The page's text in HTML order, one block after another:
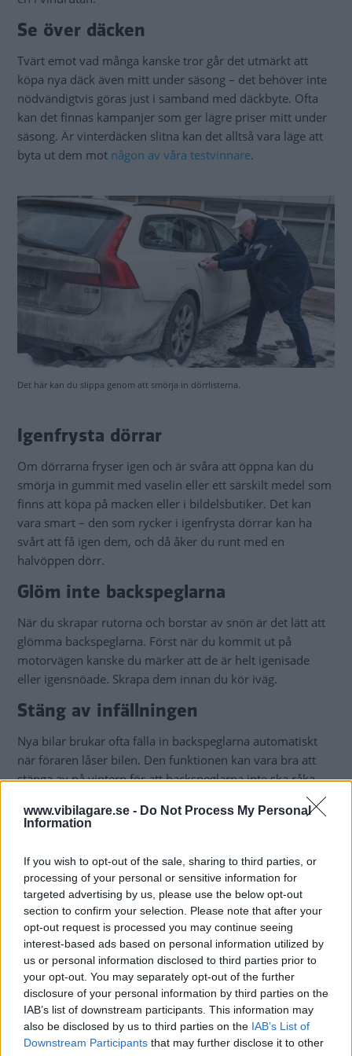
www.vibilagare.se - Do Not Process My Personal
Information
If you wish to opt-out of the sale, sharing to third parties, or
processing of your personal or sensitive information for
targeted advertising by us, please use the below opt-out
section to confirm your selection. Please note that after your
opt-out request is processed you may continue seeing
interest-based ads based on personal information utilized by
us or personal information disclosed to third parties prior to
your opt-out. You may separately opt-out of the further
disclosure of your personal information by third parties on the
IAB’s list of downstream participants. This information may
also be disclosed by us to third parties on the IAB’s List of
Downstream Participants that may further disclose it to other
Se över däcken
Tvärt emot vad många kanske tror går det utmärkt att
köpa nya däck även mitt under säsong – det behöver inte
nödvändigtvis göras just i samband med däckbyte. Ofta
kan det finnas kampanjer som ger lägre priser mitt under
säsong. Är vinterdäcken slitna kan det alltså vara läge att
byta ut dem mot någon av våra testvinnare.
Det här kan du slippa genom att smörja in dörrlisterna.
Igenfrysta dörrar
Om dörrarna fryser igen och är svåra att öppna kan du
smörja in gummit med vaselin eller ett särskilt medel som
finns att köpa på macken eller i bildelsbutiker. Det kan
vara smart – den som rycker i igenfrysta dörrar kan ha
svårt att få igen dem, och då åker du runt med en
halvöppen dörr.
Glöm inte backspeglarna
När du skrapar rutorna och borstar av snön är det lätt att
glömma backspeglarna. Först när du kommit ut på
motorvägen kanske du märker att de är helt igenisade
eller igensnöade. Skrapa dem innan du kör iväg.
Stäng av infällningen
Nya bilar brukar ofta fälla in backspeglarna automatiskt
när föraren låser bilen. Den funktionen kan vara bra att
stänga av på vintern för att backspeglarna inte ska råka
Skippa handbromsen
I vissa situationer kan det också vara vettigt att låta bli att
dra åt handbromsen, särskilt om temperaturen ligger
kring nollan. Den kan frysa fast.